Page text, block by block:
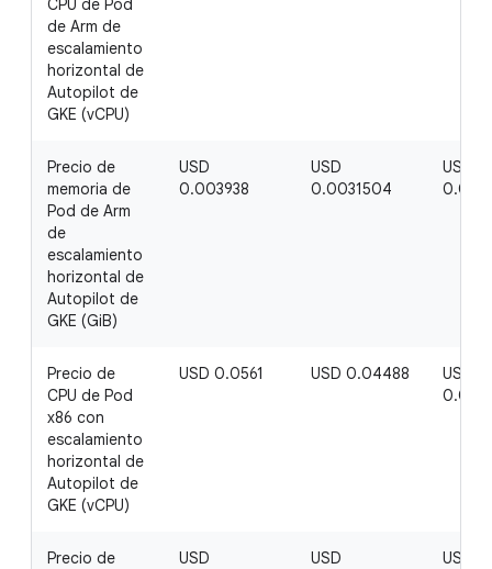
CPU de Pod
de Arm de
escalamiento
horizontal de
Autopilot de
GKE (vCPU)
Precio de
memoria de
Pod de Arm
de
escalamiento
horizontal de
Autopilot de
GKE (GiB)
USD
0.003938
USD
0.0031504
USD
Precio de
CPU de Pod
x86 con
escalamiento
horizontal de
Autopilot de
GKE (vCPU)
USD 0.0561 USD 0.04488
USD
Precio de
USD
USD
USD